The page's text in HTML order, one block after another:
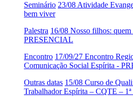
Seminário 23/08 Atividade
bem viver
Palestra 16/08 Nosso filhos: quem
PRESENCIAL
Encontro 17/09/27 Encontro
Comunicação Social Espírita -
Outras datas 15/08 Curso de
Trabalhador Espírita – CQTE – 1ª